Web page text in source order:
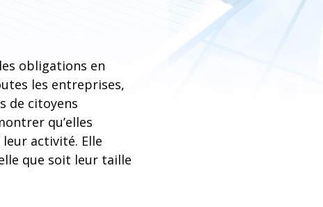
obligations en
les entreprises,
de citoyens
qu’elles
activité. Elle
que soit leur taille